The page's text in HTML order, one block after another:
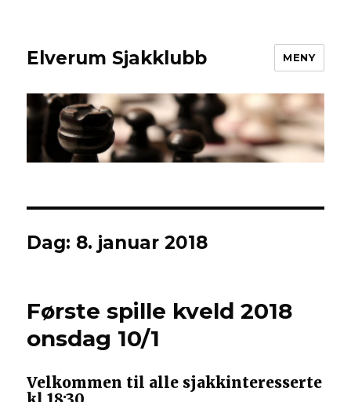
Elverum Sjakklubb MENY
Dag: 8. januar 2018
Første spille kveld 2018
onsdag 10/1
Velkommen til alle sjakkinteresserte